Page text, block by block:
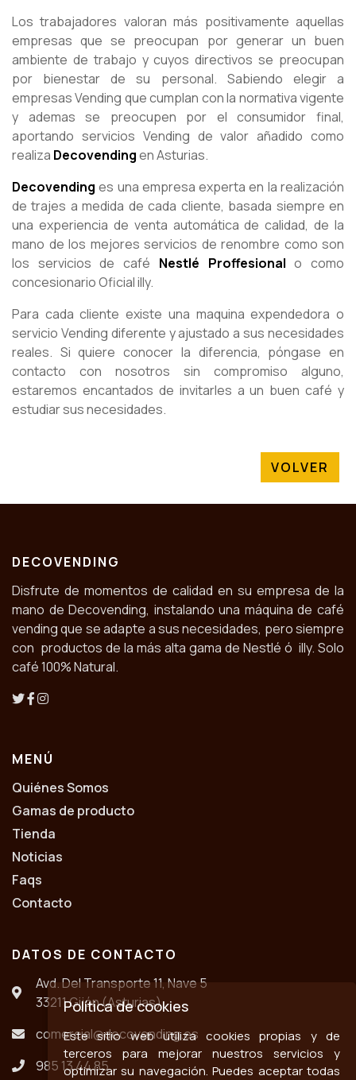
Los trabajadores valoran más positivamente aquellas
empresas que se preocupan por generar un buen
ambiente de trabajo y cuyos directivos se preocupan
por bienestar de su personal. Sabiendo elegir a
empresas Vending que cumplan con la normativa vigente
y ademas se preocupen por el consumidor final,
aportando servicios Vending de valor añadido como
realiza Decovendingen Asturias.
Decovending es una empresa experta en la realización
de trajes a medida de cada cliente, basada siempre en
una experiencia de venta automática de calidad, de la
mano de los mejores servicios de renombre como son
los servicios de café Nestlé Proffesional o como
concesionario Oficial illy.
Para cada cliente existe una maquina expendedora o
servicio Vending diferente y ajustado a sus necesidades
reales. Si quiere conocer la diferencia, póngase en
contacto con nosotros sin compromiso alguno,
estaremos encantados de invitarles a un buen café y
estudiar sus necesidades.
VOLVER
DECOVENDING
Disfrute de momentos de calidad en su empresa de la
mano de Decovending, instalando una máquina de café
vending que se adapte a sus necesidades, pero siempre
con productos de la más alta gama de Nestlé ó illy. Solo
café 100% Natural.
MENÚ
Quiénes Somos
Gamas de producto
Tienda
Noticias
Faqs
Contacto
DATOS DE CONTACTO
Avd. Del Transporte 11, Nave 5
33211 Gijón (Asturias)
comercial@decovending.es
985 13 44 85
Política de cookies
Este sitio web utiliza cookies propias y de
terceros para mejorar nuestros servicios y
optimizar su navegación. Puedes aceptar todas